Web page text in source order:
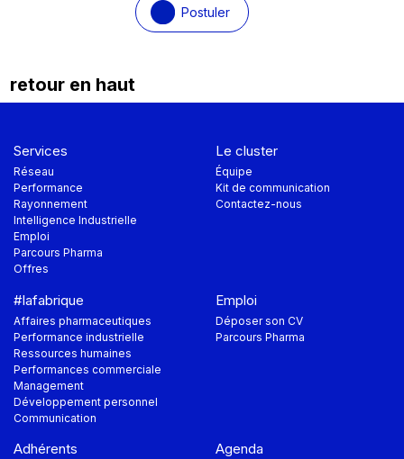
Postuler
retour en haut
Services
Réseau
Performance
Rayonnement
Intelligence Industrielle
Emploi
Parcours Pharma
Offres
Le cluster
Équipe
Kit de communication
Contactez-nous
#lafabrique
Affaires pharmaceutiques
Performance industrielle
Ressources humaines
Performances commerciale
Management
Développement personnel
Communication
Emploi
Déposer son CV
Parcours Pharma
Adhérents Agenda